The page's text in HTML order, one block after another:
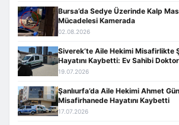
Bursa’da Sedye Üzerinde Kalp
Mücadelesi Kamerada
02.08.2026
Siverek’te Aile Hekimi Misafirlikte
Hayatını Kaybetti: Ev Sahibi
19.07.2026
Şanlıurfa’da Aile Hekimi Ahmet
Misafirhanede Hayatını Kaybetti
17.07.2026